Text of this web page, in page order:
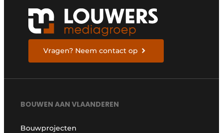
Vragen? Neem contact op
BOUWEN AAN VLAANDEREN
Bouwprojecten